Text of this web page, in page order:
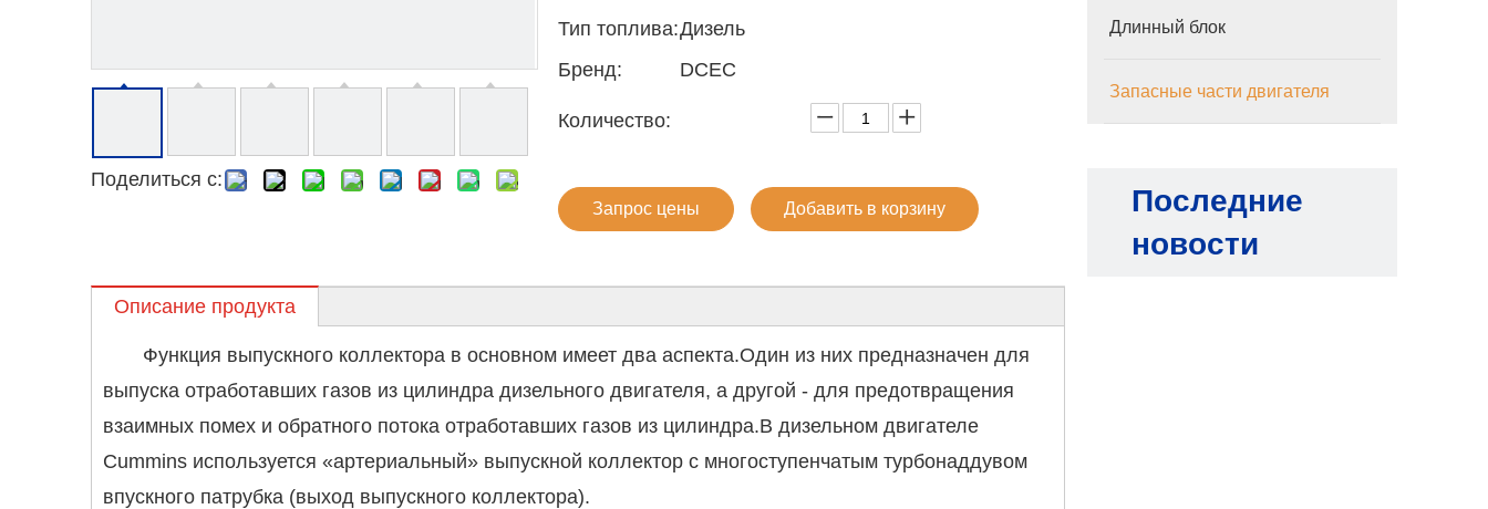
Поделиться с:
Тип топлива:Дизель
Бренд:
DCEC
Количество:
Запрос цены Добавить в корзину
Описание продукта
Функция выпускного коллектора в основном имеет два аспекта.Один из них предназначен для
выпуска отработавших газов из цилиндра дизельного двигателя, а другой - для предотвращения
взаимных помех и обратного потока отработавших газов из цилиндра.В дизельном двигателе
Cummins используется «артериальный» выпускной коллектор с многоступенчатым турбонаддувом
впускного патрубка (выход выпускного коллектора).
Длинный блок
Запасные части двигателя
Последние
новости